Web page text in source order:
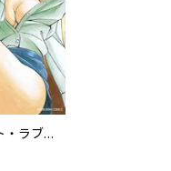
シークレット・ラブ 見知らぬ妻の顔